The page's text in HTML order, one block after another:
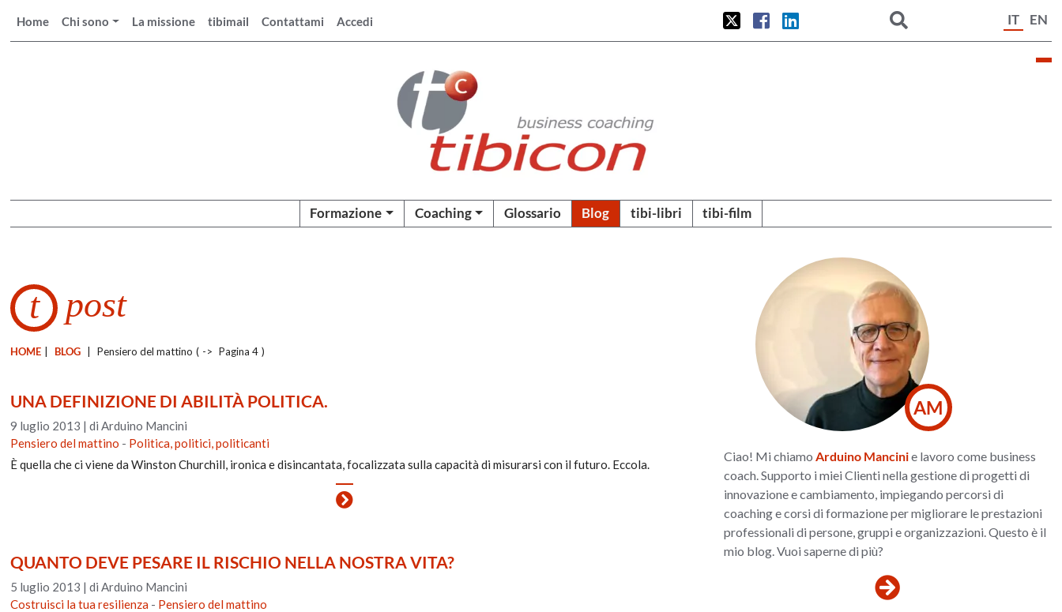
Home Chi sono La missione tibimail Contattami Accedi IT EN
Formazione Coaching Glossario Blog tibi-libri tibi-film
t post
HOME BLOG Pensiero del mattino ( -> Pagina 4 )
UNA DEFINIZIONE DI ABILITÀ POLITICA.
9 luglio 2013 |di Arduino Mancini
Pensiero del mattino - Politica, politici, politicanti
È quella che ci viene da Winston Churchill, ironica e disincantata, focalizzata sulla capacità di misurarsi con il futuro. Eccola.
QUANTO DEVE PESARE IL RISCHIO NELLA NOSTRA VITA?
5 luglio 2013 |di Arduino Mancini
Costruisci la tua resilienza - Pensiero del mattino
AM
Ciao! Mi chiamo Arduino Mancinie lavoro come business
coach. Supporto i miei Clienti nella gestione di progetti di
innovazione e cambiamento, impiegando percorsi di
coaching e corsi di formazione per migliorare le prestazioni
professionali di persone, gruppi e organizzazioni. Questo è il
mio blog. Vuoi saperne di più?